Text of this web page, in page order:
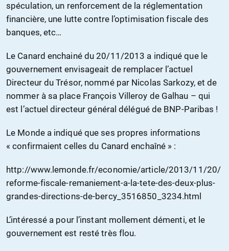
spéculation, un renforcement de la réglementation
financière, une lutte contre l’optimisation fiscale des
banques, etc…
Le Canard enchainé du 20/11/2013 a indiqué que le
gouvernement envisageait de remplacer l’actuel
Directeur du Trésor, nommé par Nicolas Sarkozy, et de
nommer à sa place François Villeroy de Galhau – qui
est l’actuel directeur général délégué de BNP-Paribas !
Le Monde a indiqué que ses propres informations
« confirmaient celles du Canard enchaîné » :
http://www.lemonde.fr/economie/article/2013/11/20/
reforme-fiscale-remaniement-a-la-tete-des-deux-plus-
grandes-directions-de-bercy_3516850_3234.html
L’intéressé a pour l’instant mollement démenti, et le
gouvernement est resté très flou.